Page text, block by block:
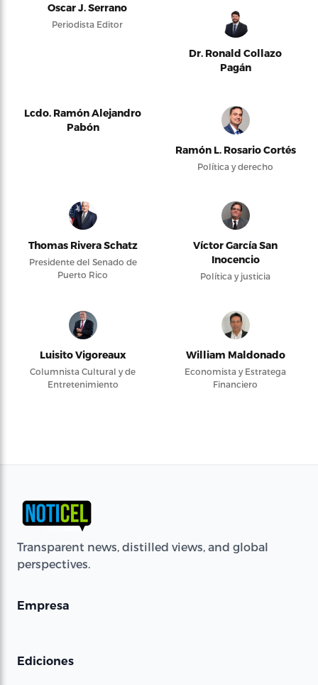
Oscar J. Serrano
Periodista Editor
Dr. Ronald Collazo
Pagán
Lcdo. Ramón Alejandro
Pabón
Ramón L. Rosario Cortés
Política y derecho
Thomas Rivera Schatz
Presidente del Senado de
Puerto Rico
Víctor García San
Inocencio
Política y justicia
Luisito Vigoreaux
Columnista Cultural y de
Entretenimiento
William Maldonado
Economista y Estratega
Financiero
Transparent news, distilled views, and global
perspectives.
Empresa
Ediciones